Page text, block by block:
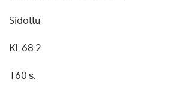
Sidottu
KL 68.2
160 s.